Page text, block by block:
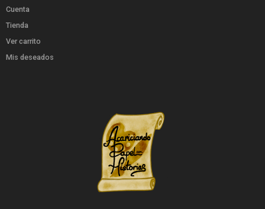
Cuenta
Tienda
Ver carrito
Mis deseados